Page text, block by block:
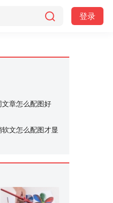
登录
章怎么配图好
文怎么配图才显